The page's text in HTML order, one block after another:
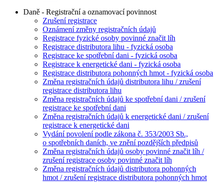
Daně - Registrační a oznamovací povinnost
Zrušení registrace
Oznámení změny registračních údajů
Registrace fyzické osoby povinné značit líh
Registrace distributora lihu - fyzická osoba
Registrace ke spotřební dani - fyzická osoba
Registrace k energetické dani - fyzická osoba
Registrace distributora pohonných hmot - fyzická osoba
Změna registračních údajů distributora lihu / zrušení
registrace distributora lihu
Změna registračních údajů ke spotřební dani / zrušení
registrace ke spotřební dani
Změna registračních údajů k energetické dani / zrušení
registrace k energetické dani
Vydání povolení podle zákona č. 353/2003 Sb.,
o spotřebních daních, ve znění pozdějších předpisů
Změna registračních údajů osoby povinné značit líh /
zrušení registrace osoby povinné značit líh
Změna registračních údajů distributora pohonných
hmot / zrušení registrace distributora pohonných hmot